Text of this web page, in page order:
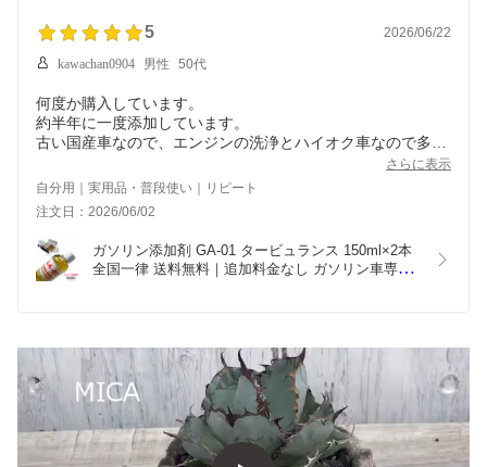
5 2026/06/22
kawachan0904 男性 50代
何度か購入しています。
約半年に一度添加しています。
古い国産車なので、エンジンの洗浄とハイオク車なので多少
ハイオク車に燃費向上を求めるべきではないですが、エンジ
ン洗浄で長く乗り続けたいからです。
さらに表示
自分用｜実用品・普段使い｜リピート
注文日：2026/06/02
ガソリン添加剤 GA-01 タービュランス 150ml×2本
全国一律 送料無料｜追加料金なし ガソリン車専用